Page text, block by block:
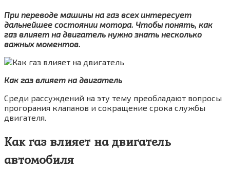
При переводе машины на газ всех интересует
дальнейшее состоянии мотора. Чтобы понять, как
газ влияет на двигатель нужно знать несколько
важных моментов.
Как газ влияет на двигатель
Среди рассуждений на эту тему преобладают вопросы
прогорания клапанов и сокращение срока службы
двигателя.
Как газ влияет на двигатель
автомобиля